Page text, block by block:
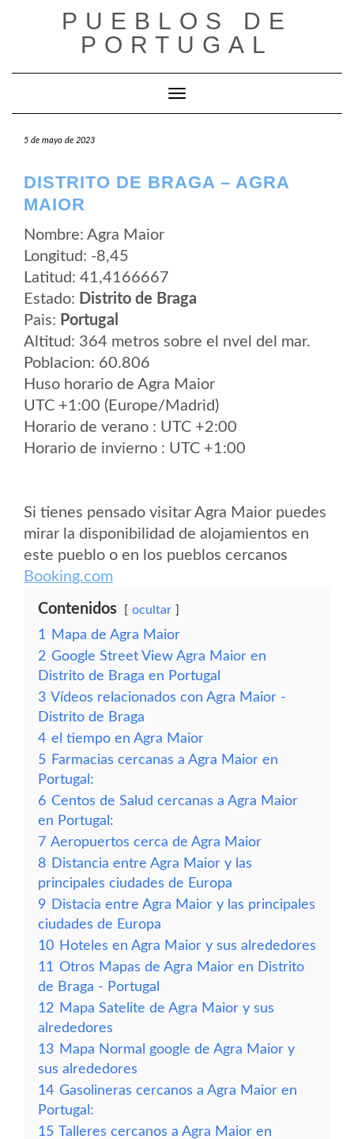
PUEBLOS DE
PORTUGAL
Cambiar modo de navegación
5 de mayo de 2023
DISTRITO DE BRAGA – AGRA
MAIOR
Nombre: Agra Maior
Longitud: -8,45
Latitud: 41,4166667
Estado: Distrito de Braga
Pais: Portugal
Altitud: 364 metros sobre el nvel del mar.
Poblacion: 60.806
Huso horario de Agra Maior
UTC +1:00 (Europe/Madrid)
Horario de verano : UTC +2:00
Horario de invierno : UTC +1:00
Si tienes pensado visitar Agra Maior puedes
mirar la disponibilidad de alojamientos en
este pueblo o en los pueblos cercanos
Booking.com
Contenidos ocultar
1
Mapa de Agra Maior
2 Google Street View Agra Maior en
Distrito de Braga en Portugal
3 Vídeos relacionados con Agra Maior -
Distrito de Braga
4 el tiempo en Agra Maior
5 Farmacias cercanas a Agra Maior en
Portugal:
6 Centos de Salud cercanas a Agra Maior
en Portugal:
7 Aeropuertos cerca de Agra Maior
8 Distancia entre Agra Maior y las
principales ciudades de Europa
9 Distacia entre Agra Maior y las principales
ciudades de Europa
10 Hoteles en Agra Maior y sus alrededores
11 Otros Mapas de Agra Maior en Distrito
de Braga - Portugal
12 Mapa Satelite de Agra Maior y sus
alrededores
13 Mapa Normal google de Agra Maior y
sus alrededores
14 Gasolineras cercanos a Agra Maior en
Portugal:
15 Talleres cercanos a Agra Maior en